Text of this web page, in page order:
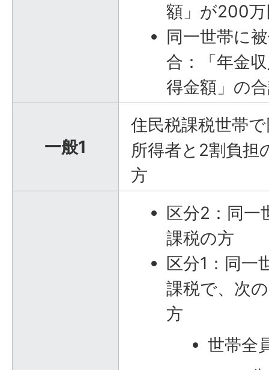
額」が200
同一世帯に
合：「年金
得金額」の
一般1
住民税課税世帯
所得者と2割負担
方
区分2：同一
課税の方
区分1：同一
課税で、次
方
世帯全